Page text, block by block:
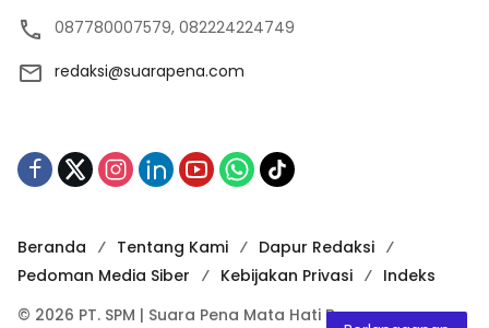
087780007579, 082224224749
redaksi@suarapena.com
Beranda Tentang Kami
Dapur Redaksi
Pedoman Media Siber
Kebijakan Privasi
Indeks
© 2026 PT. SPM | Suara Pena Mata Hati Bangsa